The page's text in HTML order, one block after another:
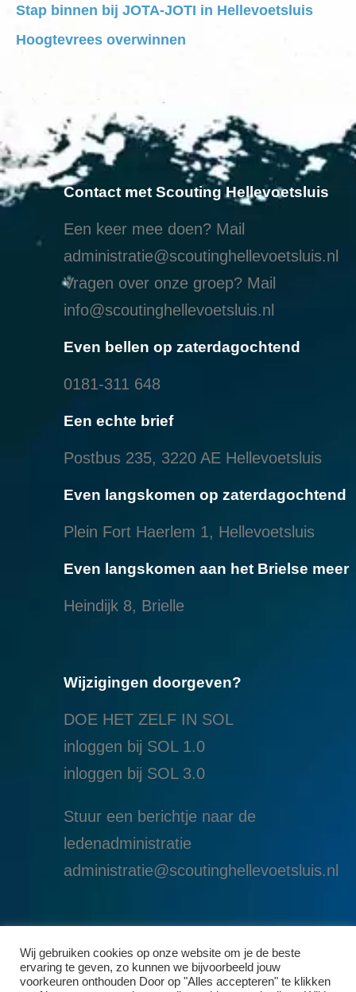
Stap binnen bij JOTA-JOTI in Hellevoetsluis
Hoogtevrees overwinnen
Contact met Scouting Hellevoetsluis
Een keer mee doen? Mail
administratie@scoutinghellevoetsluis.nl
Vragen over onze groep? Mail
info@scoutinghellevoetsluis.nl
Even bellen op zaterdagochtend
0181-311 648
Een echte brief
Postbus 235, 3220 AE Hellevoetsluis
Even langskomen op zaterdagochtend
Plein Fort Haerlem 1, Hellevoetsluis
Even langskomen aan het Brielse meer
Heindijk 8, Brielle
Wijzigingen doorgeven?
DOE HET ZELF IN SOL
inloggen bij SOL 1.0
inloggen bij SOL 3.0
Stuur een berichtje naar de
ledenadministratie
administratie@scoutinghellevoetsluis.nl
Wij gebruiken cookies op onze website om je de beste
ervaring te geven, zo kunnen we bijvoorbeeld jouw
voorkeuren onthouden Door op "Alles accepteren" te klikken